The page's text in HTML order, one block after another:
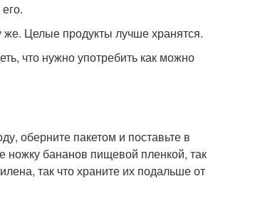
же. Целые продукты лучше хранятся.
что нужно употребить как можно
оберните пакетом и поставьте в
ножку бананов пищевой пленкой, так
так что храните их подальше от